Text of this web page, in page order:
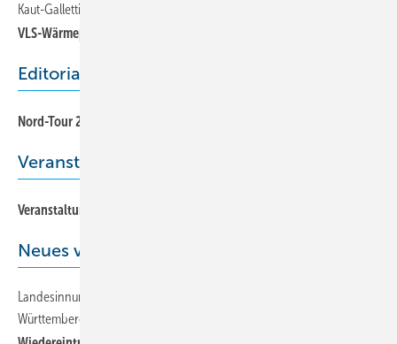
Kaut-Galletti
VLS-Wärmepumpen mit niedrigem GWP
Editorial
Nord-Tour 2023
Veranstaltungen & Termine
Veranstaltungen & Termine
Neues vom BIV
Landesinnung Kälte-Klima-Technik Hessen-Thüringen/Baden-
Württemberg